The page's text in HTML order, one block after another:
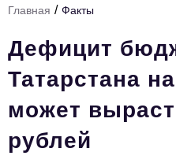
Тема номера
HR
Персона номера
Инфраструктура развития
Главная / Факты
Дефицит
Татарстана
может
рублей